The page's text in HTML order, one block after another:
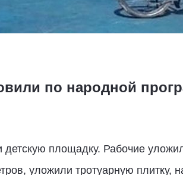
по народной
площадку. Рабочие
уложили тротуарную плитку,